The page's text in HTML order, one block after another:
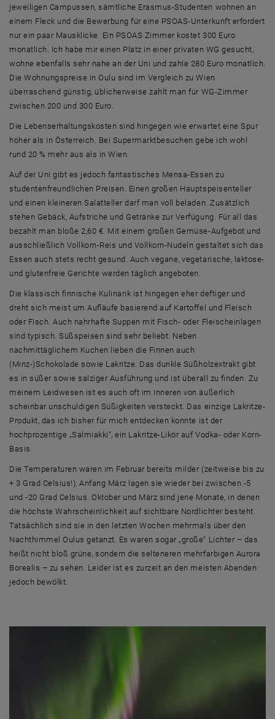
jeweiligen Campussen, sämtliche Erasmus-Studenten wohnen an
einem Fleck und die Bewerbung für eine PSOAS-Unterkunft erfordert
nur ein paar Mausklicke. Ein PSOAS Zimmer kostet 300 Euro
monatlich. Ich habe mir einen Platz in einer privaten WG gesucht,
wohne ebenfalls sehr nahe an der Uni und zahle 280 Euro monatlich.
Die Wohnungspreise in Oulu sind im Vergleich zu Wien
überraschend günstig, üblicherweise zahlt man für WG-Zimmer
zwischen 200 und 300 Euro.
Die Lebenserhaltungskosten sind hingegen wie erwartet eine Spur
höher als in Österreich. Bei Supermarktbesuchen gebe ich wohl
rund 20 % mehr aus als in Wien.
Auf der Uni gibt es jedoch fantastisches Mensa-Essen zu
studentenfreundlichen Preisen. Einen großen Hauptspeisenteller
und einen kleineren Salatteller darf man voll beladen. Zusätzlich
stehen Gebäck, Aufstriche und Getränke zur Verfügung. Für all das
bezahlt man bloße 2,60 €. Mit einem großen Gemüse-Aufgebot und
ausschließlich Vollkorn-Reis und Vollkorn-Nudeln gestaltet sich das
Essen auch stets recht gesund. Auch vegane, vegetarische, laktose-
und glutenfreie Gerichte werden täglich angeboten.
Die klassisch finnische Kulinarik ist hingegen eher deftiger und
dreht sich meist um Aufläufe basierend auf Kartoffel und Fleisch
oder Fisch. Auch nahrhafte Suppen mit Fisch- oder Fleischeinlagen
sind typisch. Süßspeisen sind sehr beliebt. Neben
nachmittäglichem Kuchen lieben die Finnen auch
(Minz-)Schokolade sowie Lakritze. Das dunkle Süßholzextrakt gibt
es in süßer sowie salziger Ausführung und ist überall zu finden. Zu
meinem Leidwesen ist es auch oft im Inneren von äußerlich
scheinbar unschuldigen Süßigkeiten versteckt. Das einzige Lakritze-
Produkt, das ich bisher für mich entdecken konnte ist der
hochprozentige „Salmiakki“, ein Lakritze-Likör auf Vodka- oder Korn-
Basis.
Die Temperaturen waren im Februar bereits milder (zeitweise bis zu
+ 3 Grad Celsius!), Anfang März lagen sie wieder bei zwischen -5
und -20 Grad Celsius. Oktober und März sind jene Monate, in denen
die höchste Wahrscheinlichkeit auf sichtbare Nordlichter besteht.
Tatsächlich sind sie in den letzten Wochen mehrmals über den
Nachthimmel Oulus getanzt. Es waren sogar „große“ Lichter – das
heißt nicht bloß grüne, sondern die selteneren mehrfarbigen Aurora
Borealis – zu sehen. Leider ist es zurzeit an den meisten Abenden
jedoch bewölkt.